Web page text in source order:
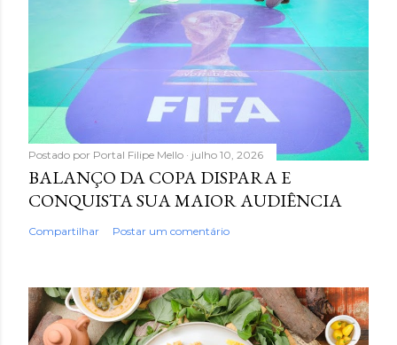
Postado por Portal Filipe Mello julho 10, 2026
BALANÇO DA COPA DISPARA E
CONQUISTA SUA MAIOR AUDIÊNCIA
Compartilhar Postar um comentário